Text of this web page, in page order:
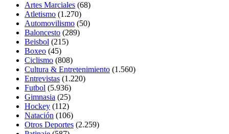
Artes Marciales (68)
Atletismo (1.270)
Automovilismo (50)
Baloncesto (289)
Beisbol (215)
Boxeo (45)
Ciclismo (808)
Cultura & Entretenimiento (1.560)
Entrevistas (1.220)
Futbol (5.936)
Gimnasia (25)
Hockey (112)
Natación (106)
Otros Deportes (2.259)